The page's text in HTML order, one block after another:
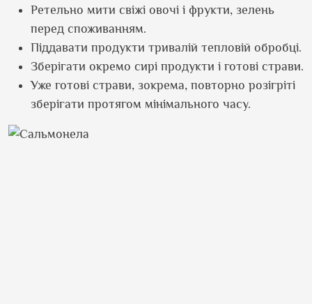
Ретельно мити свіжі овочі і фрукти, зелень
перед споживанням.
Піддавати продукти тривалій тепловій обробці.
Зберігати окремо сирі продукти і готові страви.
Уже готові страви, зокрема, повторно розігріті
зберігати протягом мінімального часу.